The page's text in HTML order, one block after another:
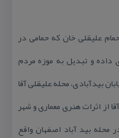
علیقلی خان كه حمامی در
داده و تبدیل به موزه مردم
بیدآبادی، محله علیقلی آقا
از اثرات هنری معماری و شهر
بید آباد اصفهان واقع